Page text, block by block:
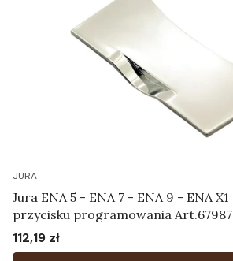
JURA
Jura ENA 5 - ENA 7 - ENA 9 - ENA X1 - Pokrywa
przycisku programowania Art.67987
Cena
112,19 zł